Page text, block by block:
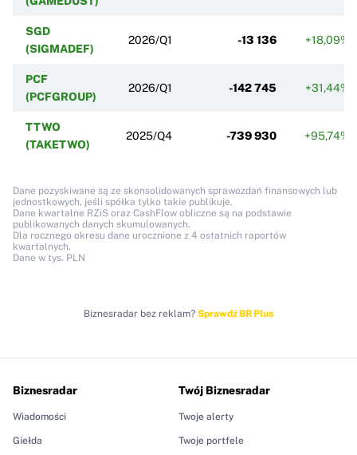
SGD
(SIGMADEF)
2026/Q1 -13 136 +18,09%
PCF
(PCFGROUP)
2026/Q1 -142 745 +31,44%
TTWO
(TAKETWO)
2025/Q4 -739 930 +95,74%
Dane pozyskiwane są ze skonsolidowanych sprawozdań finansowych lub
jednostkowych, jeśli spółka tylko takie publikuje.
Dane kwartalne RZiS oraz CashFlow obliczne są na podstawie
publikowanych danych skumulowanych.
Dla rocznego okresu dane urocznione z 4 ostatnich raportów
kwartalnych.
Dane w tys. PLN
Biznesradar bez reklam? Sprawdź BR Plus
Biznesradar
Wiadomości
Giełda
Twój Biznesradar
Twoje alerty
Twoje portfele